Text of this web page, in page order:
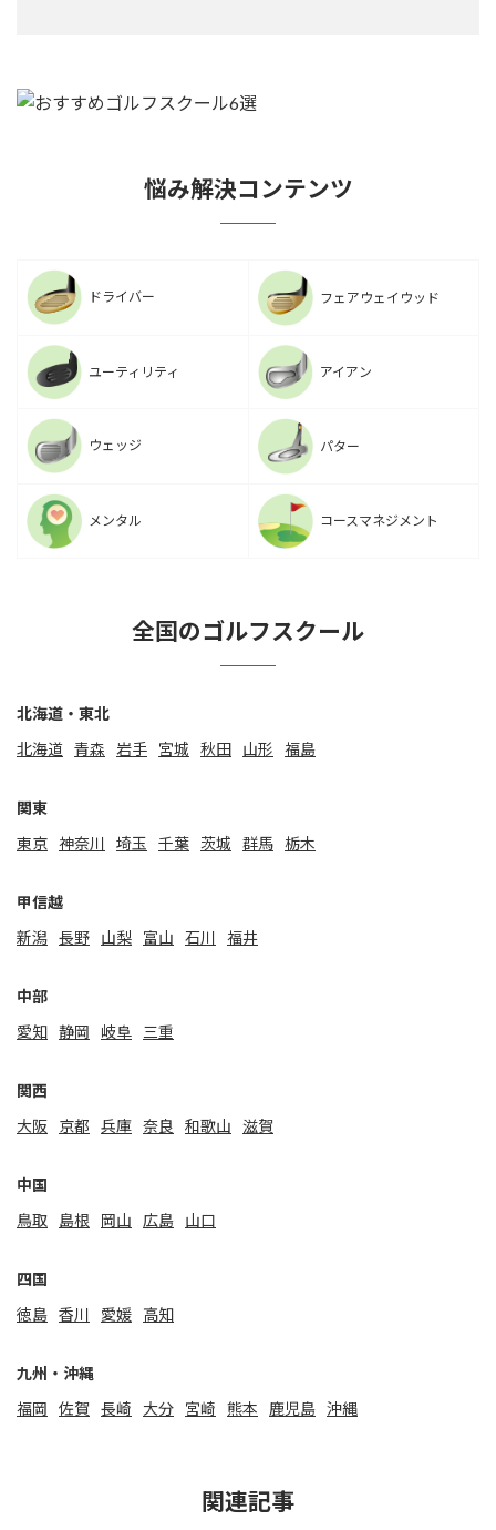
悩み解決コンテンツ
ドライバー フェアウェイウッド
ユーティリティ アイアン
ウェッジ パター
メンタル コースマネジメント
全国のゴルフスクール
北海道・東北
北海道 ⻘森 岩手 宮城 秋田 山形 福島
関東
東京 神奈川 埼玉 千葉 茨城 群馬 栃木
甲信越
新潟 ⻑野 山梨 富山 石川 福井
中部
愛知 静岡 岐阜 三重
関⻄
大阪
京都 兵庫 奈良 和歌山 滋賀
中国
鳥取
島根 岡山 広島 山口
四国
徳島 香川 愛媛 高知
九州・沖縄
福岡
佐賀 ⻑崎 大分 宮崎 熊本 鹿児島 沖縄
関連記事